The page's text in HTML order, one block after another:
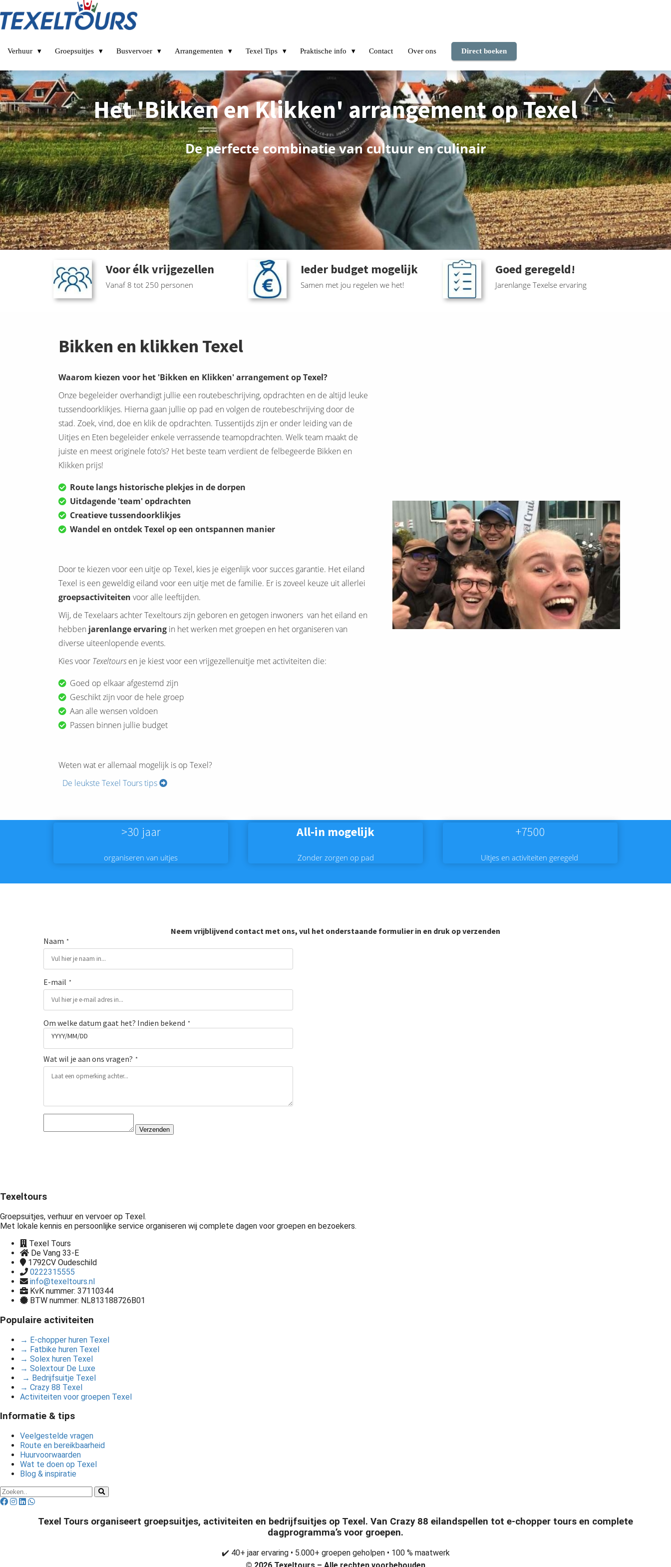
Verhuur Groepsuitjes Busvervoer Arrangementen Texel Tips Praktische info Contact Over ons Direct boeken
Het 'Bikken en Klikken' arrangement op Texel
De perfecte combinatie van cultuur en culinair
Voor élk vrijgezellen
Vanaf 8 tot 250 personen
Ieder budget mogelijk
Samen met jou regelen we het!
Goed geregeld!
Jarenlange Texelse ervaring
Bikken en klikken Texel
Waarom kiezen voor het 'Bikken en Klikken' arrangement op Texel?
Onze begeleider overhandigt jullie een routebeschrijving, opdrachten en de altijd leuke
tussendoorklikjes. Hierna gaan jullie op pad en volgen de routebeschrijving door de
stad. Zoek, vind, doe en klik de opdrachten. Tussentijds zijn er onder leiding van de
Uitjes en Eten begeleider enkele verrassende teamopdrachten. Welk team maakt de
juiste en meest originele foto’s? Het beste team verdient de felbegeerde Bikken en
Klikken prijs!
Route langs historische plekjes in de dorpen
Uitdagende 'team' opdrachten
Creatieve tussendoorklikjes
Wandel en ontdek Texel op een ontspannen manier
Door te kiezen voor een uitje op Texel, kies je eigenlijk voor succes garantie. Het eiland
Texel is een geweldig eiland voor een uitje met de familie. Er is zoveel keuze uit allerlei
groepsactiviteiten voor alle leeftijden.
Wij, de Texelaars achter Texeltours zijn geboren en getogen inwoners van het eiland en
hebben jarenlange ervaring in het werken met groepen en het organiseren van
diverse uiteenlopende events.
Kies voor Texeltoursen je kiest voor een vrijgezellenuitje met activiteiten die:
Goed op elkaar afgestemd zijn
Geschikt zijn voor de hele groep
Aan alle wensen voldoen
Passen binnen jullie budget
Weten wat er allemaal mogelijk is op Texel?
De leukste Texel Tours tips
>30 jaar
organiseren van uitjes
All-in mogelijk
Zonder zorgen op pad
+7500
Uitjes en activiteiten geregeld
Neem vrijblijvend contact met ons, vul het onderstaande formulier in en druk op verzenden
Naam *
E-mail *
Om welke datum gaat het? Indien bekend *
YYYY/MM/DD
Wat wil je aan ons vragen? *
Verzenden
Texeltours
Groepsuitjes, verhuur en vervoer op Texel.
Met lokale kennis en persoonlijke service organiseren wij complete dagen voor groepen en bezoekers.
Texel Tours
De Vang 33-E
1792CV Oudeschild
0222315555
info@texeltours.nl
KvK nummer: 37110344
BTW nummer: NL813188726B01
Populaire activiteiten
→ E-chopper huren Texel
→ Fatbike huren Texel
→ Solex huren Texel
→ Solextour De Luxe
→ Bedrijfsuitje Texel
→ Crazy 88 Texel
Activiteiten voor groepen Texel
Informatie & tips
Veelgestelde vragen
Route en bereikbaarheid
Huurvoorwaarden
Wat te doen op Texel
Blog & inspiratie
Texel Tours organiseert groepsuitjes, activiteiten en bedrijfsuitjes op Texel. Van Crazy 88 eilandspellen tot e-chopper tours en complete
dagprogramma’s voor groepen.
✔️ 40+ jaar ervaring • 5.000+ groepen geholpen • 100 % maatwerk